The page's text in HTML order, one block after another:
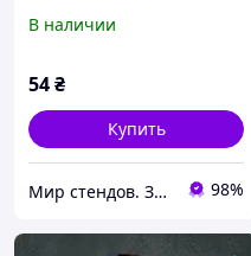
или с рисунком)
В наличии
54₴
Купить
Мир стендов. Значки, часы, магниты, детские товары и сувениры 98%